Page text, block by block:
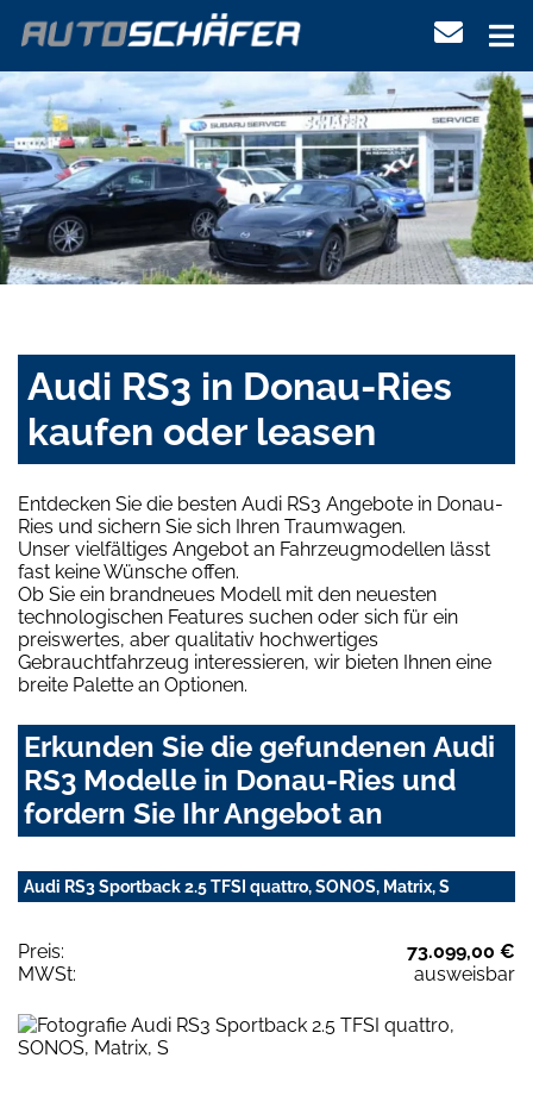
Audi RS3 in Donau-Ries
kaufen oder leasen
Entdecken Sie die besten Audi RS3 Angebote in Donau-
Ries und sichern Sie sich Ihren Traumwagen.
Unser vielfältiges Angebot an Fahrzeugmodellen lässt
fast keine Wünsche offen.
Ob Sie ein brandneues Modell mit den neuesten
technologischen Features suchen oder sich für ein
preiswertes, aber qualitativ hochwertiges
Gebrauchtfahrzeug interessieren, wir bieten Ihnen eine
breite Palette an Optionen.
Erkunden Sie die gefundenen Audi
RS3 Modelle in Donau-Ries und
fordern Sie Ihr Angebot an
Audi RS3 Sportback 2.5 TFSI quattro, SONOS, Matrix, S
Preis:
73.099,00 €
MWSt:
ausweisbar